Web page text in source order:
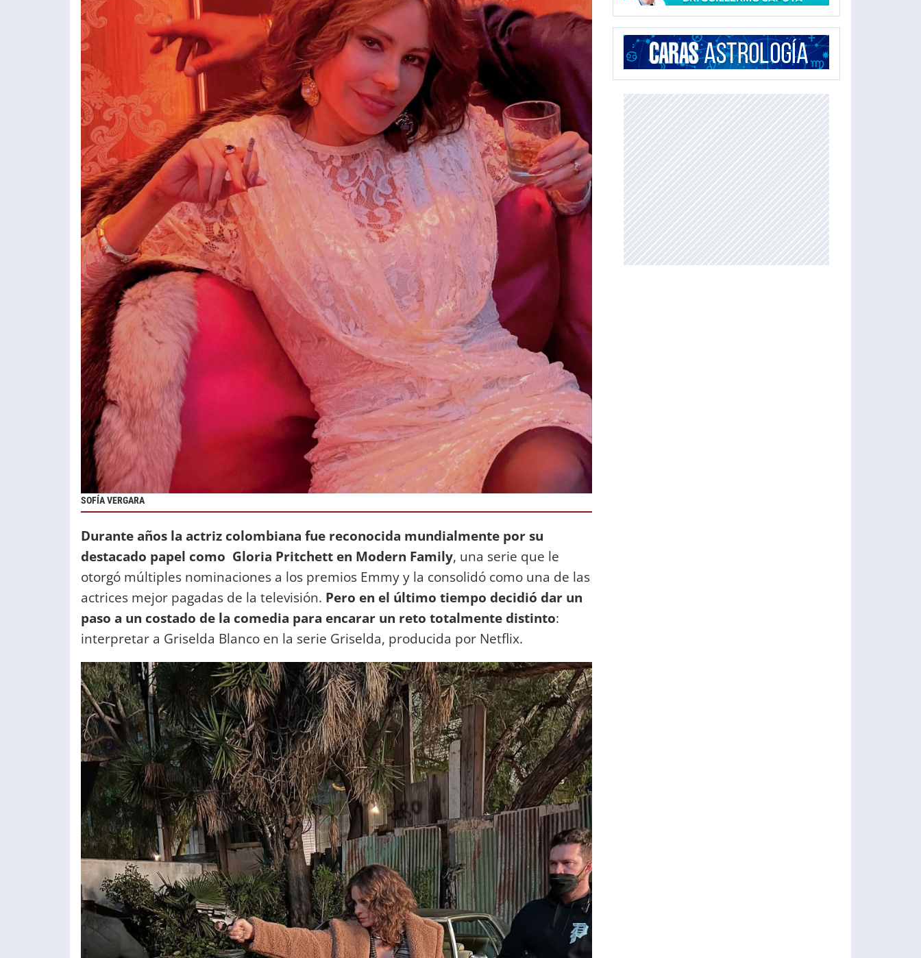
SOFÍA VERGARA
Durante años la actriz colombiana fue reconocida mundialmente por su
destacado papel como Gloria Pritchett en Modern Family, una serie que le
otorgó múltiples nominaciones a los premios Emmy y la consolidó como una de las
actrices mejor pagadas de la televisión. Pero en el último tiempo decidió dar un
paso a un costado de la comedia para encarar un reto totalmente distinto:
interpretar a Griselda Blanco en la serie Griselda, producida por Netflix.